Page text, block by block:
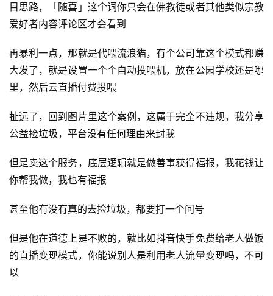
页
行
快
讯
开
眼
例
避
坑
指
目思路，「随喜」这个词你只会在佛教徒或者其他类似宗教
爱好者内容评论区才会看到
再暴利一点，那就是代喂流浪猫，有个公司靠这个模式都赚
大发了，就是设置一个个自动投喂机，放在公园学校还是哪
里，然后云直播付费投喂
扯远了，回到图片里这个案例，这属于完全不违规，我分享
公益捡垃圾，平台没有任何理由来封我
但是卖这个服务，底层逻辑就是做善事获得福报，我花钱让
你帮我做，我也有福报
甚至他有没有真的去捡垃圾，都要打一个问号
但是他在道德上是不败的，就比如抖音快手免费给老人做饭
的直播变现模式，你能说别人是利用老人流量变现吗，不可
以